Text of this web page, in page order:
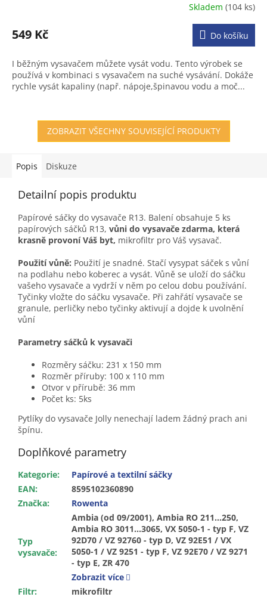
produktu
je
z
5
hvězdiček.
Skladem(104 ks)
549 Kč Do košíku
I běžným vysavačem můžete vysát vodu. Tento výrobek se
používá v kombinaci s vysavačem na suché vysávání. Dokáže
rychle vysát kapaliny (např. nápoje,špinavou vodu a moč...
ZOBRAZIT VŠECHNY SOUVISEJÍCÍ PRODUKTY
Popis Diskuze
Detailní popis produktu
Papírové sáčky do vysavače R13. Balení obsahuje 5 ks
papírových sáčků R13, vůni do vysavače zdarma, která
krasně provoní Váš byt, mikrofiltr pro Váš vysavač.
Použití vůně: Použití je snadné. Stačí vysypat sáček s vůní
na podlahu nebo koberec a vysát. Vůně se uloží do sáčku
vašeho vysavače a vydrží v něm po celou dobu používání.
Tyčinky vložte do sáčku vysavače. Při zahřátí vysavače se
granule, perličky nebo tyčinky aktivují a dojde k uvolnění
vůní
Parametry sáčků k vysavači
Rozměry sáčku: 231 x 150 mm
Rozměr příruby: 100 x 110 mm
Otvor v přírubě: 36 mm
Počet ks: 5ks
Pytlíky do vysavače Jolly nenechají ladem žádný prach ani
špínu.
Doplňkové parametry
Kategorie:
Papírové a textilní sáčky
EAN:
8595102360890
Značka: Rowenta
Typ
vysavače:
Ambia (od 09/2001), Ambia RO 211…250,
Ambia RO 3011…3065, VX 5050-1 - typ F, VZ
92D70 / VZ 92760 - typ D, VZ 92E51 / VX
5050-1 / VZ 9251 - typ F, VZ 92E70 / VZ 9271
- typ E, ZR 470
Zobrazit více
Filtr: mikrofiltr